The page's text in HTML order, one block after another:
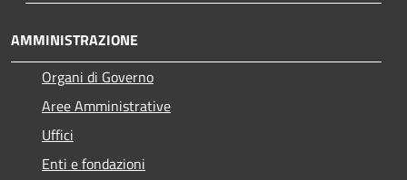
AMMINISTRAZIONE
Organi di Governo
Aree Amministrative
Uffici
Enti e fondazioni